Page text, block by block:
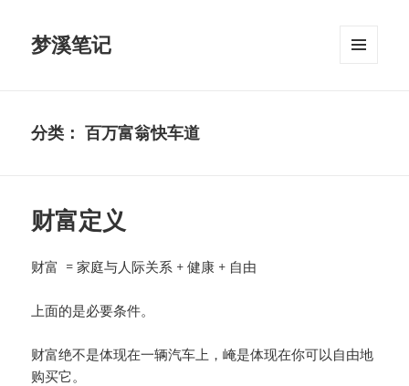
梦溪笔记
分类：百万富翁快车道
财富定义
财富 = 家庭与人际关系 + 健康 + 自由
上面的是必要条件。
财富绝不是体现在一辆汽车上，崦是体现在你可以自由地
购买它。